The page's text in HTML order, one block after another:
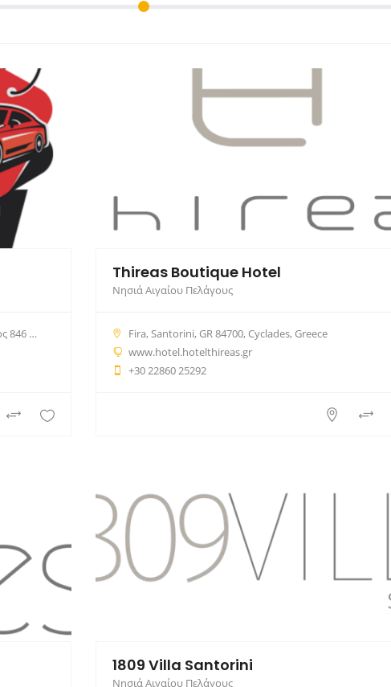
Thireas Boutique Hotel
Νησιά Αιγαίου Πελάγους
Fira, Santorini, GR 84700, Cyclades, Greece
www.hotel.hotelthireas.gr
+30 22860 25292
1809 Villa Santorini
Νησιά Αιγαίου Πελάγους